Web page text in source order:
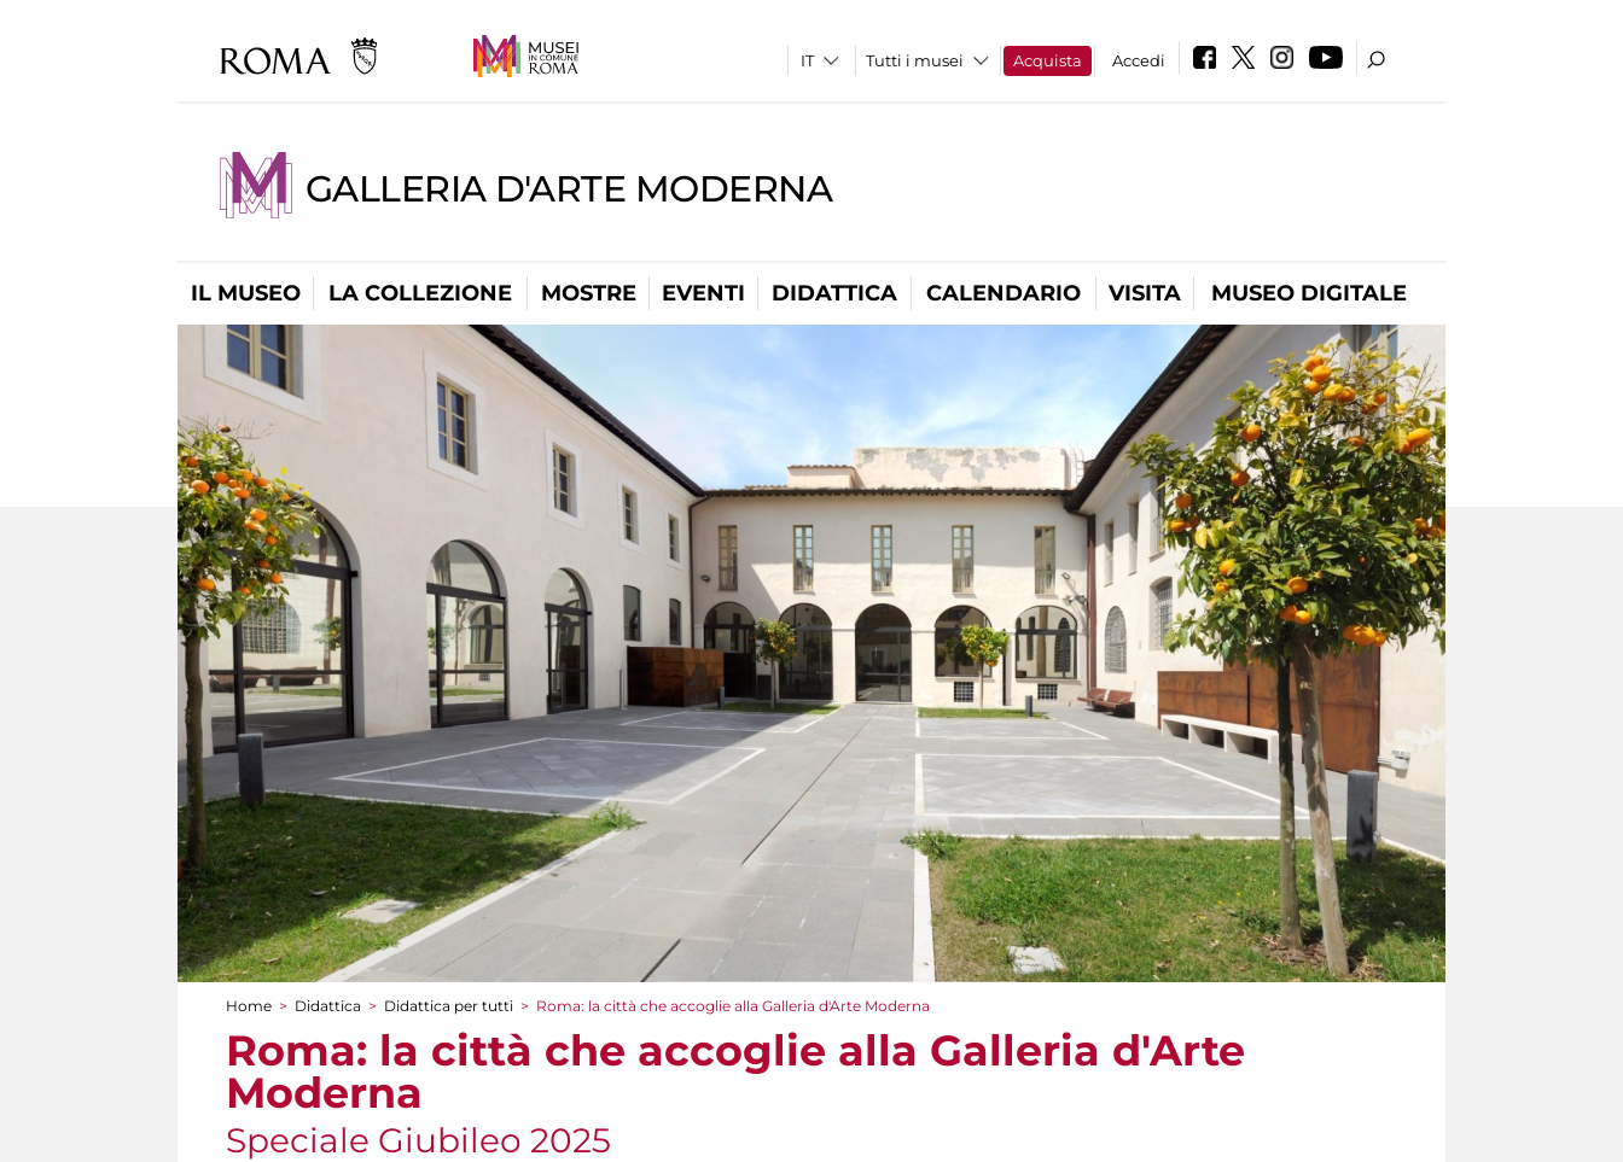
Tutti i musei Acquista Accedi
GALLERIA D'ARTE MODERNA
IL MUSEO LA COLLEZIONE MOSTRE EVENTI DIDATTICA CALENDARIO VISITA MUSEO DIGITALE
Tu sei qui
Home > Didattica > Didattica per tutti > Roma: la città che accoglie alla Galleria d'Arte Moderna
Roma: la città che accoglie alla Galleria d'Arte
Moderna
Speciale Giubileo 2025